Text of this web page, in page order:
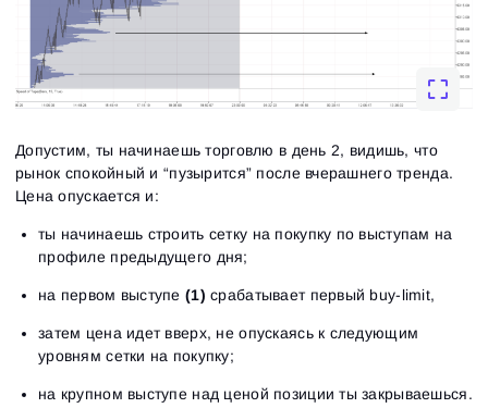
Допустим, ты начинаешь торговлю в день 2, видишь, что
рынок спокойный и “пузырится” после вчерашнего тренда.
Цена опускается и:
ты начинаешь строить сетку на покупку по выступам на
профиле предыдущего дня;
на первом выступе (1) срабатывает первый buy-limit,
затем цена идет вверх, не опускаясь к следующим
уровням сетки на покупку;
на крупном выступе над ценой позиции ты закрываешься.